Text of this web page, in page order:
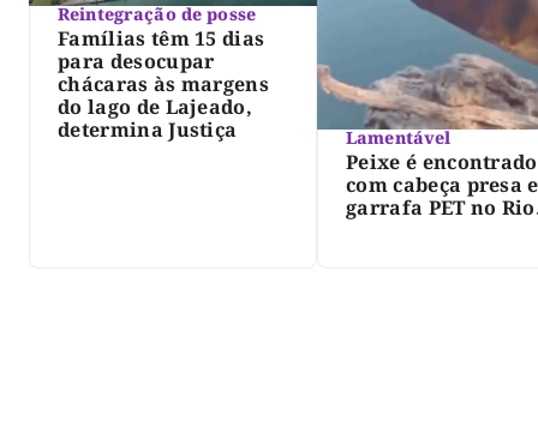
Reintegração de posse
Famílias têm 15 dias
para desocupar
chácaras às margens
do lago de Lajeado,
determina Justiça
Lamentável
Peixe é encontrado
com cabeça presa
garrafa PET no Rio